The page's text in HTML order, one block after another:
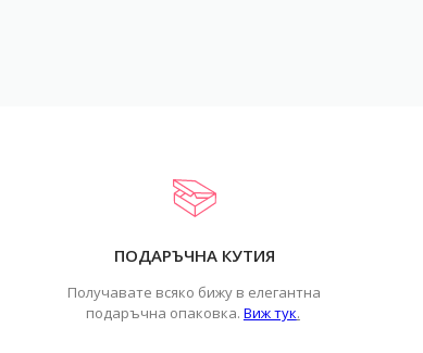
ПОДАРЪЧНА КУТИЯ
Получавате всяко бижу в елегантна
подаръчна опаковка. Виж тук.